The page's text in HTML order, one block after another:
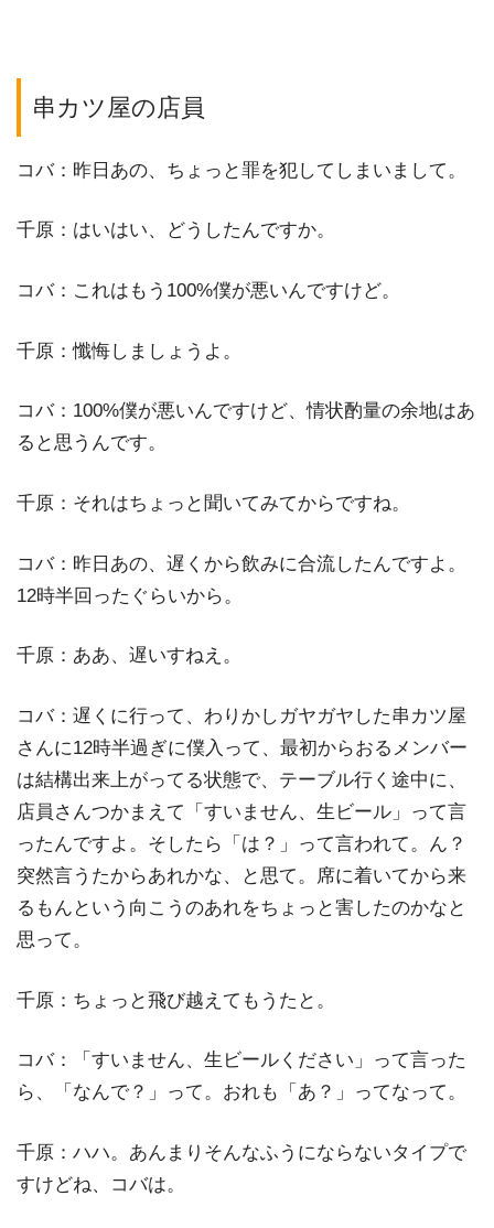
串カツ屋の店員
コバ：昨日あの、ちょっと罪を犯してしまいまして。
千原：はいはい、どうしたんですか。
コバ：これはもう100%僕が悪いんですけど。
千原：懺悔しましょうよ。
コバ：100%僕が悪いんですけど、情状酌量の余地はあ
ると思うんです。
千原：それはちょっと聞いてみてからですね。
コバ：昨日あの、遅くから飲みに合流したんですよ。
12時半回ったぐらいから。
千原：ああ、遅いすねえ。
コバ：遅くに行って、わりかしガヤガヤした串カツ屋
さんに12時半過ぎに僕入って、最初からおるメンバー
は結構出来上がってる状態で、テーブル行く途中に、
店員さんつかまえて「すいません、生ビール」って言
ったんですよ。そしたら「は？」って言われて。ん？
突然言うたからあれかな、と思て。席に着いてから来
るもんという向こうのあれをちょっと害したのかなと
思って。
千原：ちょっと飛び越えてもうたと。
コバ：「すいません、生ビールください」って言った
ら、「なんで？」って。おれも「あ？」ってなって。
千原：ハハ。あんまりそんなふうにならないタイプで
すけどね、コバは。